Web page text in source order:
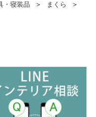
・寝装品 ＞ まくら
＞